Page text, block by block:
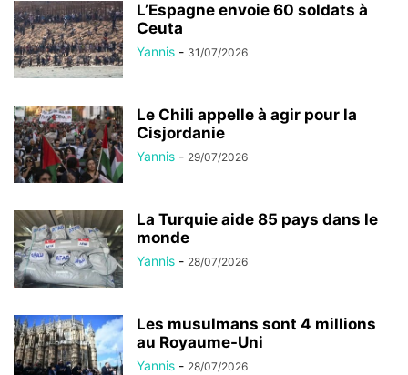
L’Espagne envoie 60 soldats à
Ceuta
Yannis - 31/07/2026
Le Chili appelle à agir pour la
Cisjordanie
Yannis - 29/07/2026
La Turquie aide 85 pays dans le
monde
Yannis - 28/07/2026
Les musulmans sont 4 millions
au Royaume-Uni
Yannis - 28/07/2026